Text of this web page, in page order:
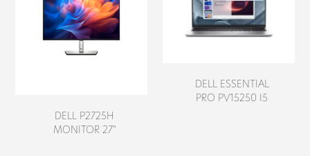
188,00€
DELL P2725H
MONITOR 27"
715,00€
DELL ESSENTIAL
PRO PV15250 I5